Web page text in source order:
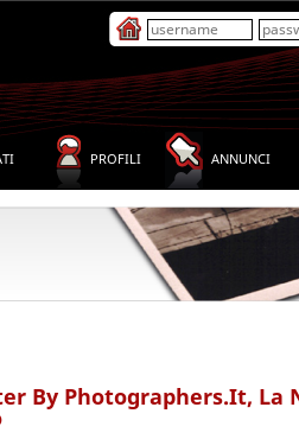
PROFILI ANNUNCI
By Photographers.it, La